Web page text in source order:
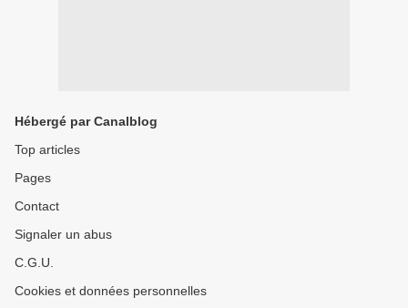
Hébergé par Canalblog
Top articles
Pages
Contact
Signaler un abus
C.G.U.
Cookies et données personnelles